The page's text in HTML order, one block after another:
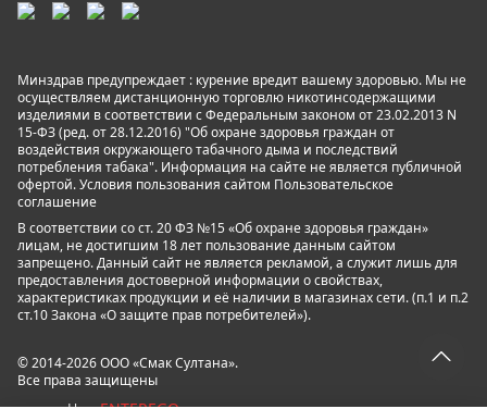
Минздрав предупреждает : курение вредит вашему здоровью. Мы не
осуществляем дистанционную торговлю никотинсодержащими
изделиями в соответствии с Федеральным законом от 23.02.2013 N
15-ФЗ (ред. от 28.12.2016) "Об охране здоровья граждан от
воздействия окружающего табачного дыма и последствий
потребления табака". Информация на сайте не является публичной
офертой. Условия пользования сайтом Пользовательское
соглашение
В соответствии со ст. 20 ФЗ №15 «Об охране здоровья граждан»
лицам, не достигшим 18 лет пользование данным сайтом
запрещено. Данный сайт не является рекламой, а служит лишь для
предоставления достоверной информации о свойствах,
характеристиках продукции и её наличии в магазинах сети. (п.1 и п.2
ст.10 Закона «О защите прав потребителей»).
© 2014-2026 ООО «Смак Султана».
Все права защищены